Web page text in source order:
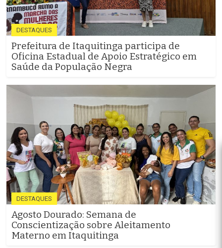
DESTAQUES
Prefeitura de Itaquitinga participa de
Oficina Estadual de Apoio Estratégico em
Saúde da População Negra
DESTAQUES
Agosto Dourado: Semana de
Conscientização sobre Aleitamento
Materno em Itaquitinga